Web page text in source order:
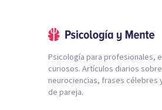
Psicología para profesionales,
curiosos. Artículos diarios
neurociencias, frases célebres
de pareja.